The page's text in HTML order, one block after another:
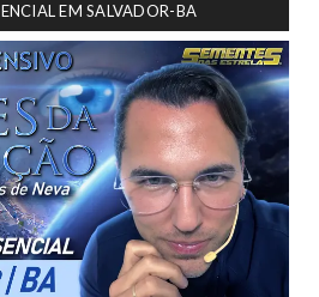
EM SALVADOR-BA